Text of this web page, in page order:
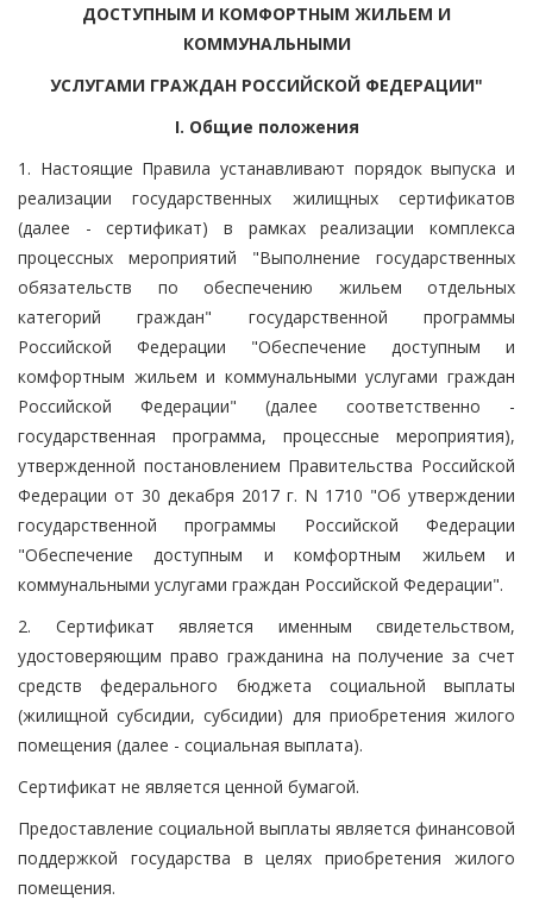
ДОСТУПНЫМ И КОМФОРТНЫМ ЖИЛЬЕМ И
КОММУНАЛЬНЫМИ
УСЛУГАМИ ГРАЖДАН РОССИЙСКОЙ ФЕДЕРАЦИИ"
I. Общие положения
1. Настоящие Правила устанавливают порядок выпуска и
реализации государственных жилищных сертификатов
(далее - сертификат) в рамках реализации комплекса
процессных мероприятий "Выполнение государственных
обязательств по обеспечению жильем отдельных
категорий граждан" государственной программы
Российской Федерации "Обеспечение доступным и
комфортным жильем и коммунальными услугами граждан
Российской Федерации" (далее соответственно -
государственная программа, процессные мероприятия),
утвержденной постановлением Правительства Российской
Федерации от 30 декабря 2017 г. N 1710 "Об утверждении
государственной программы Российской Федерации
"Обеспечение доступным и комфортным жильем и
коммунальными услугами граждан Российской Федерации".
2. Сертификат является именным свидетельством,
удостоверяющим право гражданина на получение за счет
средств федерального бюджета социальной выплаты
(жилищной субсидии, субсидии) для приобретения жилого
помещения (далее - социальная выплата).
Сертификат не является ценной бумагой.
Предоставление социальной выплаты является финансовой
поддержкой государства в целях приобретения жилого
помещения.